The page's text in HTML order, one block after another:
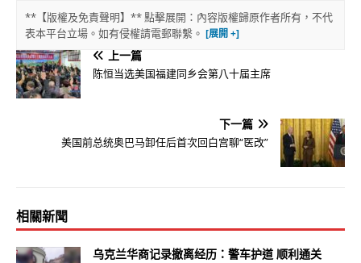
**【版權及免責聲明】** 點擊展開：內容版權歸原作者所有，不代
表本平台立場。如有侵權請電郵聯繫。
上一篇
陈恒当选美国福建同乡会第八十届主席
下一篇
美国前总统奥巴马卸任后首次回白宫聊“医改”
相關新聞
乌克兰华商记录撤离经历：警车护道 顺利通关